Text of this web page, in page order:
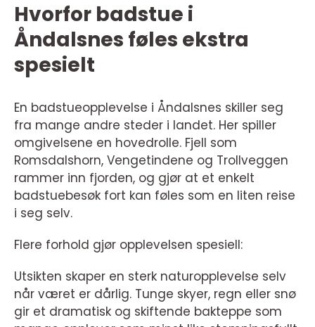
Hvorfor badstue i
Åndalsnes føles ekstra
spesielt
En badstueopplevelse i Åndalsnes skiller seg
fra mange andre steder i landet. Her spiller
omgivelsene en hovedrolle. Fjell som
Romsdalshorn, Vengetindene og Trollveggen
rammer inn fjorden, og gjør at et enkelt
badstuebesøk fort kan føles som en liten reise
i seg selv.
Flere forhold gjør opplevelsen spesiell:
Utsikten skaper en sterk naturopplevelse selv
når været er dårlig. Tunge skyer, regn eller snø
gir et dramatisk og skiftende bakteppe som